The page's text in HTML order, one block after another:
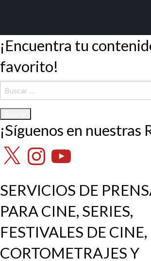
¡Encuentra tu
favorito!
Buscar:
¡Síguenos en nuestras
X InstagramYouTube
SERVICIOS DE
PARA CINE, SERIES,
FESTIVALES DE CINE,
CORTOMETRAJES Y